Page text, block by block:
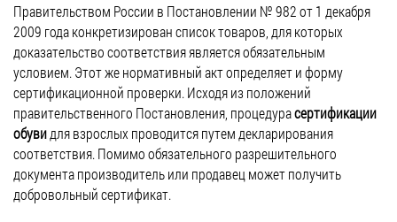
Правительством России в Постановлении № 982 от 1 декабря
2009 года конкретизирован список товаров, для которых
доказательство соответствия является обязательным
условием. Этот же нормативный акт определяет и форму
сертификационной проверки. Исходя из положений
правительственного Постановления, процедурасертификации
обувидля взрослых проводится путем декларирования
соответствия. Помимо обязательного разрешительного
документа производитель или продавец может получить
добровольный сертификат.